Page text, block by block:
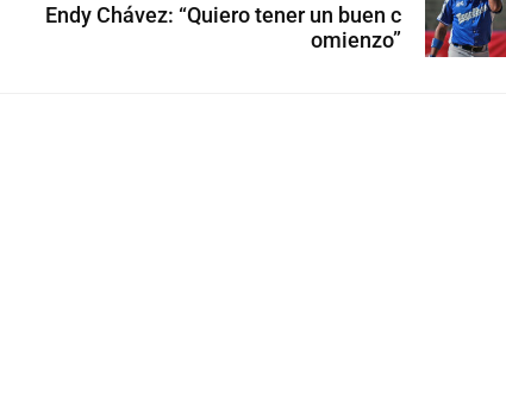
Endy Chávez: “Quiero tener un buen c
omienzo”